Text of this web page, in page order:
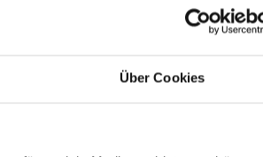
Über Cookies